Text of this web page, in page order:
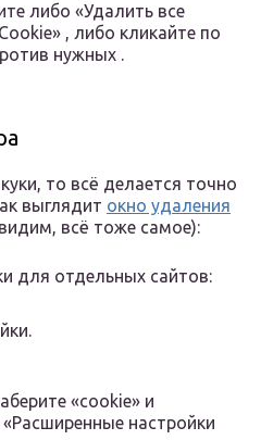
либо «Удалить все
, либо кликайте по
нужных .
то всё делается точно
выглядит окно удаления
всё тоже самое):
для отдельных сайтов:
«cookie» и
настройки